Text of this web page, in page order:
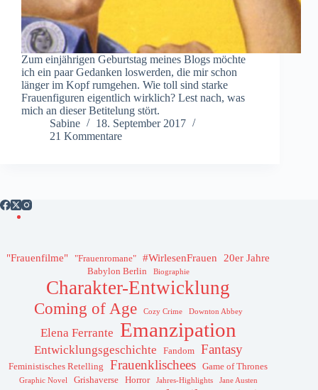
Zum einjährigen Geburtstag meines Blogs möchte
ich ein paar Gedanken loswerden, die mir schon
länger im Kopf rumgehen. Wie toll sind starke
Frauenfiguren eigentlich wirklich? Lest nach, was
mich an dieser Betitelung stört.
Sabine
18. September 2017
21 Kommentare
"Frauenfilme" "Frauenromane" #WirlesenFrauen 20er Jahre
Babylon Berlin Biographie
Charakter-Entwicklung
Coming of Age Cozy Crime Downton Abbey
Elena Ferrante Emanzipation
Entwicklungsgeschichte Fandom Fantasy
Feministisches Retelling Frauenklischees Game of Thrones
Graphic Novel Grishaverse Horror Jahres-Highlights Jane Austen